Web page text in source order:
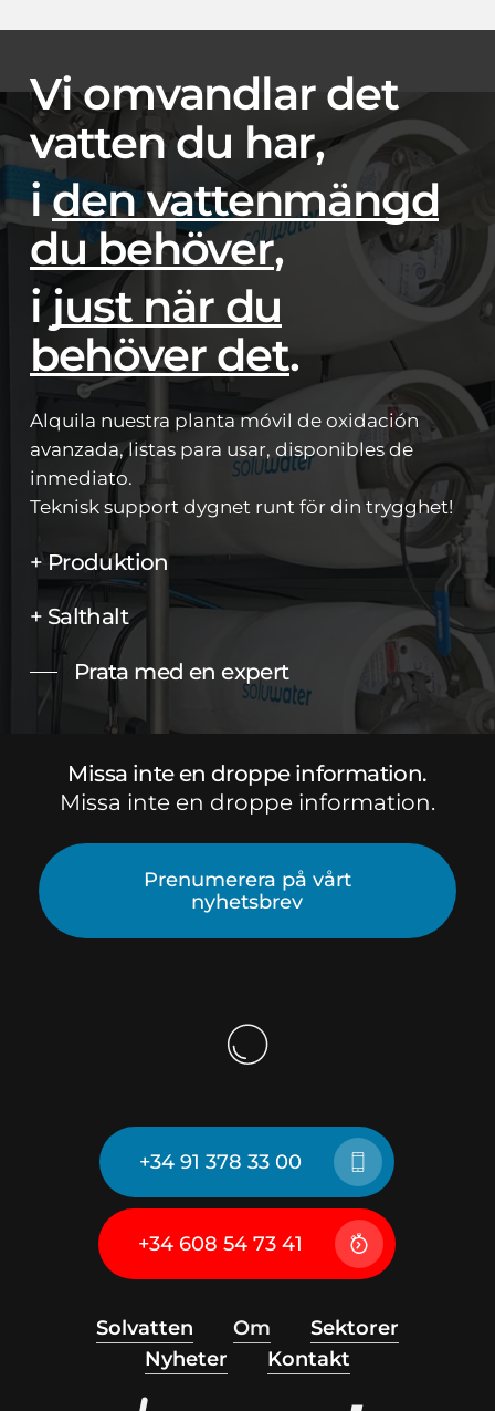
Vi omvandlar det
vatten du har,
iden vattenmängd
du behöver,
i just när du
behöver det.
Alquila nuestra planta móvil de oxidación
avanzada, listas para usar, disponibles de
inmediato.
Teknisk support dygnet runt för din trygghet!
+ Produktion
+ Salthalt
Prata med en expert
Missa inte en droppe information.
Missa inte en droppe information.
Prenumerera på vårt
nyhetsbrev
+34 91 378 33 00
+34 608 54 73 41
Solvatten Om
Sektorer
Nyheter
Kontakt